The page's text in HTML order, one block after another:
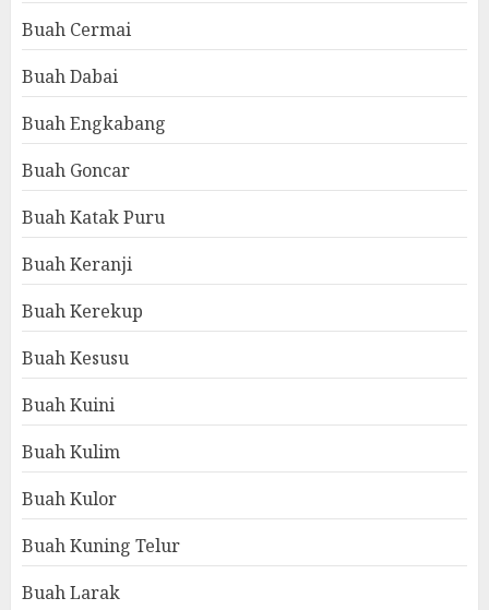
Buah Cermai
Buah Dabai
Buah Engkabang
Buah Goncar
Buah Katak Puru
Buah Keranji
Buah Kerekup
Buah Kesusu
Buah Kuini
Buah Kulim
Buah Kulor
Buah Kuning Telur
Buah Larak